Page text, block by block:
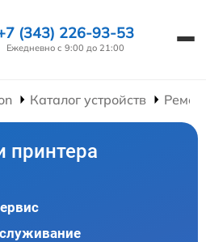
(343) 226-93-53
Ежедневно с 9:00 до 21:00
Каталог устройств
принтера